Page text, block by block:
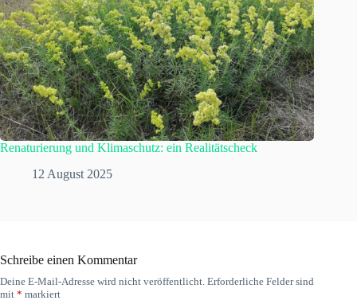
Renaturierung und Klimaschutz: ein Realitätscheck
12 August 2025
Schreibe einen Kommentar
Deine E-Mail-Adresse wird nicht veröffentlicht. Erforderliche Felder sind
mit * markiert